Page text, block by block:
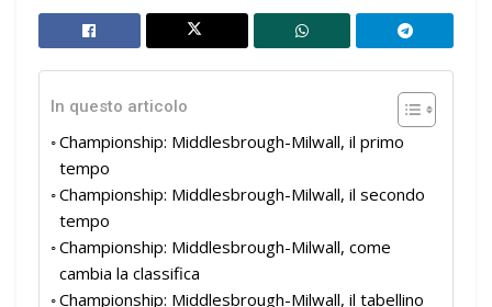
In questo articolo
Championship: Middlesbrough-Milwall, il primo
tempo
Championship: Middlesbrough-Milwall, il secondo
tempo
Championship: Middlesbrough-Milwall, come
cambia la classifica
Championship: Middlesbrough-Milwall, il tabellino